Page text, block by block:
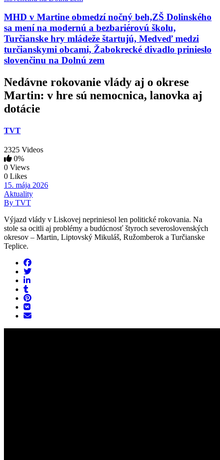
MHD v Martine obmedzí nočný beh,ZŠ Dolinského
sa mení na modernú a bezbariérovú školu,
Turčianske hry mládeže štartujú, Medveď medzi
turčianskymi obcami, Žabokrecké divadlo prinieslo
slovenčinu na Dolnú zem
Nedávne rokovanie vlády aj o okrese
Martin: v hre sú nemocnica, lanovka aj
dotácie
TVT
2325 Videos
0%
0 Views
0 Likes
15. mája 2026
Aktuality
By TVT
Výjazd vlády v Liskovej nepriniesol len politické rokovania. Na
stole sa ocitli aj problémy a budúcnosť štyroch severoslovenských
okresov – Martin, Liptovský Mikuláš, Ružomberok a Turčianske
Teplice.